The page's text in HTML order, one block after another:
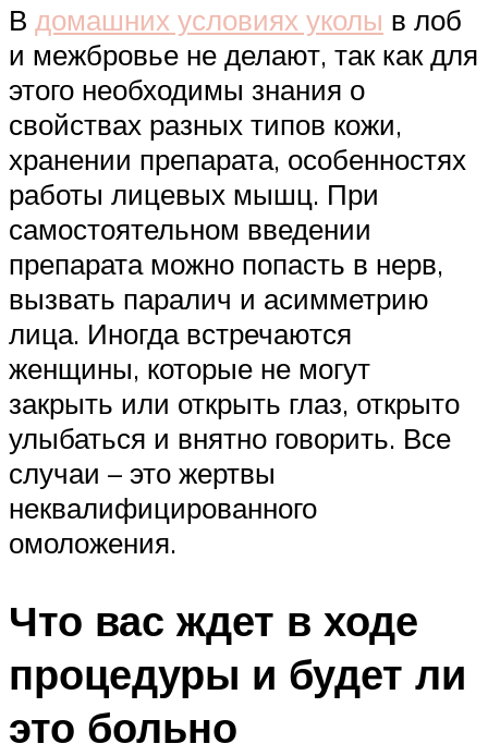
В домашних условиях уколы в лоб
и межбровье не делают, так как для
этого необходимы знания о
свойствах разных типов кожи,
хранении препарата, особенностях
работы лицевых мышц. При
самостоятельном введении
препарата можно попасть в нерв,
вызвать паралич и асимметрию
лица. Иногда встречаются
женщины, которые не могут
закрыть или открыть глаз, открыто
улыбаться и внятно говорить. Все
случаи – это жертвы
неквалифицированного
омоложения.
Что вас ждет в ходе
процедуры и будет ли
это больно